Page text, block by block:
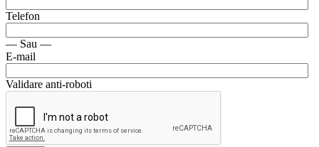
Telefon
— Sau —
E-mail
Validare anti-roboti